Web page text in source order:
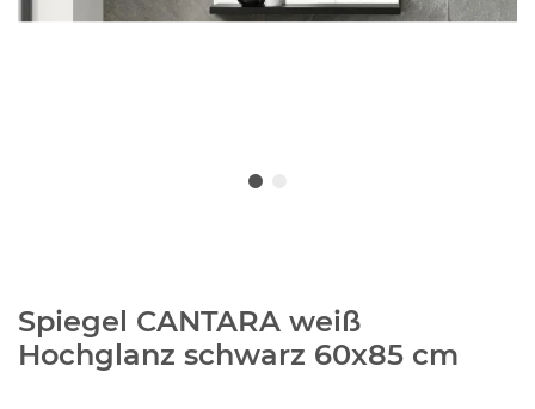
Spiegel CANTARA weiß
Hochglanz schwarz 60x85 cm